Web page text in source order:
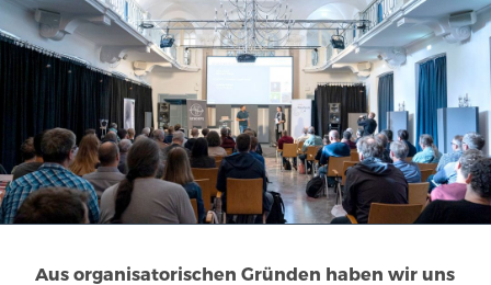
Aus organisatorischen Gründen haben wir uns